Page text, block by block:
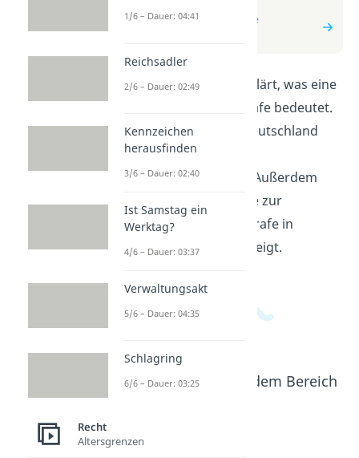
zum Beitrag: Lebenslange
In diesem Video wird erklärt, was eine
lebenslange Freiheitsstrafe bedeutet.
Du erfährst, wie sie in Deutschland
geregelt ist und welche
Besonderheiten es gibt. Außerdem
werden die Unterschiede zur
lebenslangen Freiheitsstrafe in
anderen Ländern aufgezeigt.
Beliebte Inhalte aus dem Bereich
Strafthe
1/6 – Dauer: 04:41
Reichsadler
2/6 – Dauer: 02:49
Kennzeichen
herausfinden
3/6 – Dauer: 02:40
Ist Samstag ein
Werktag?
4/6 – Dauer: 03:37
Verwaltungsakt
5/6 – Dauer: 04:35
Schlagring
6/6 – Dauer: 03:25
Recht
Altersgrenzen